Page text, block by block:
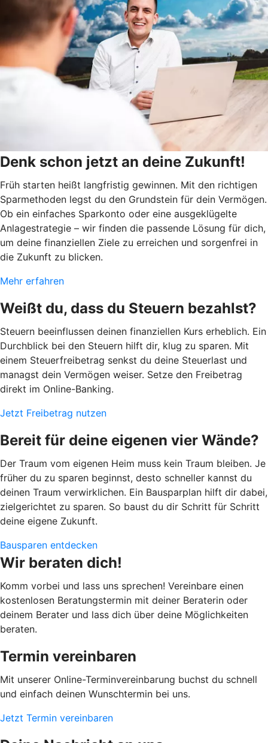
Denk schon jetzt an deine Zukunft!
Früh starten heißt langfristig gewinnen. Mit den richtigen
Sparmethoden legst du den Grundstein für dein Vermögen.
Ob ein einfaches Sparkonto oder eine ausgeklügelte
Anlagestrategie – wir finden die passende Lösung für dich,
um deine finanziellen Ziele zu erreichen und sorgenfrei in
die Zukunft zu blicken.
Mehr erfahren
Weißt du, dass du Steuern bezahlst?
Steuern beeinflussen deinen finanziellen Kurs erheblich. Ein
Durchblick bei den Steuern hilft dir, klug zu sparen. Mit
einem Steuerfreibetrag senkst du deine Steuerlast und
managst dein Vermögen weiser. Setze den Freibetrag
direkt im Online-Banking.
Jetzt Freibetrag nutzen
Bereit für deine eigenen vier Wände?
Der Traum vom eigenen Heim muss kein Traum bleiben. Je
früher du zu sparen beginnst, desto schneller kannst du
deinen Traum verwirklichen. Ein Bausparplan hilft dir dabei,
zielgerichtet zu sparen. So baust du dir Schritt für Schritt
deine eigene Zukunft.
Bausparen entdecken
Wir beraten dich!
Komm vorbei und lass uns sprechen! Vereinbare einen
kostenlosen Beratungstermin mit deiner Beraterin oder
deinem Berater und lass dich über deine Möglichkeiten
beraten.
Termin vereinbaren
Mit unserer Online-Terminvereinbarung buchst du schnell
und einfach deinen Wunschtermin bei uns.
Jetzt Termin vereinbaren